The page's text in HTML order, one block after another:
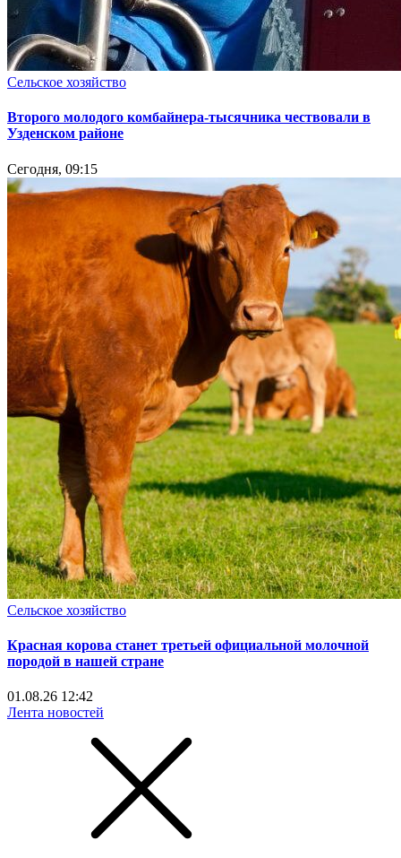
Сельское хозяйство
Второго молодого комбайнера-тысячника чествовали в
Узденском районе
Сегодня, 09:15
Сельское хозяйство
Красная корова станет третьей официальной молочной
породой в нашей стране
01.08.26 12:42
Лента новостей